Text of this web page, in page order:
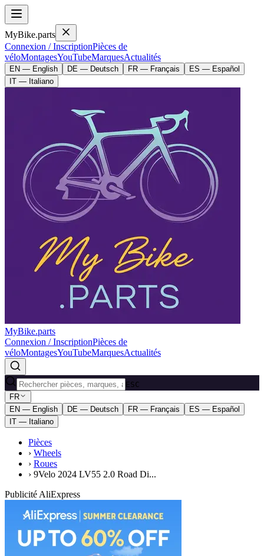
MyBike.parts
Connexion / InscriptionPièces de
véloMontagesYouTubeMarquesActualités
EN — English DE — Deutsch FR — Français
ES — Español
IT — Italiano
MyBike.parts
Connexion / InscriptionPièces de
véloMontagesYouTubeMarquesActualités
ESC
FR
EN — English
DE — Deutsch FR — Français
ES — Español
IT — Italiano
Pièces
› Wheels
› Roues
› 9Velo 2024 LV55 2.0 Road Di...
Publicité AliExpress